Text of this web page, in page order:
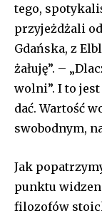
tego,
przyjeżdżali
Gdańska, z
żałuję”. –
wolni”. I to jest
dać. Wartość
swobodnym,
Jak
punktu
filozofów